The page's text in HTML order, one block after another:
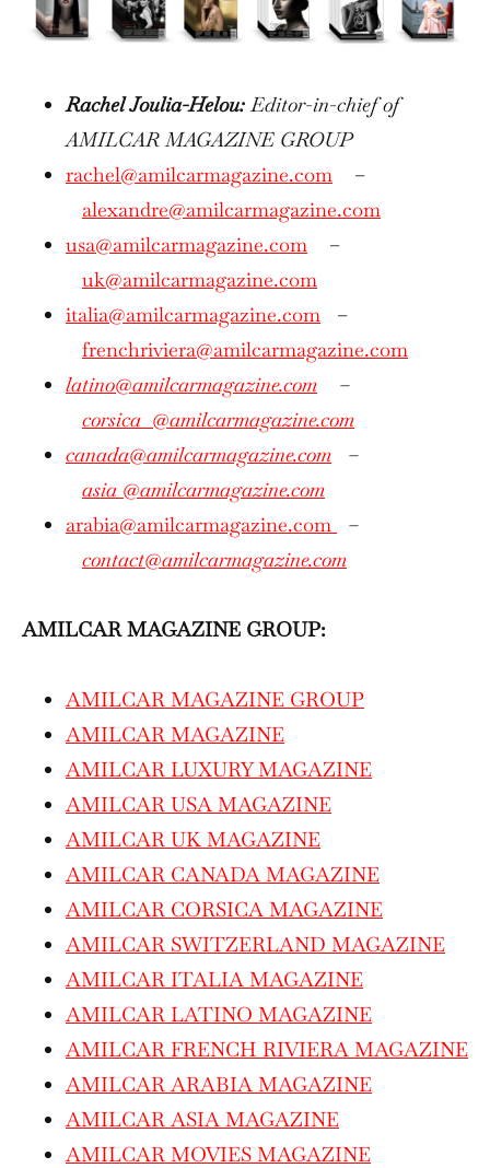
Rachel Joulia-Helou: Editor-in-chief of
AMILCAR MAGAZINE GROUP
rachel@amilcarmagazine.com –
alexandre@amilcarmagazine.com
usa@amilcarmagazine.com –
uk@amilcarmagazine.com
italia@amilcarmagazine.com –
frenchriviera@amilcarmagazine.com
latino@amilcarmagazine.com –
corsica @amilcarmagazine.com
canada@amilcarmagazine.com –
asia @amilcarmagazine.com
arabia@amilcarmagazine.com
–
contact@amilcarmagazine.com
AMILCAR MAGAZINE GROUP:
AMILCAR MAGAZINE GROUP
AMILCAR MAGAZINE
AMILCAR LUXURY MAGAZINE
AMILCAR USA MAGAZINE
AMILCAR UK MAGAZINE
AMILCAR CANADA MAGAZINE
AMILCAR CORSICA MAGAZINE
AMILCAR SWITZERLAND MAGAZINE
AMILCAR ITALIA MAGAZINE
AMILCAR LATINO MAGAZINE
AMILCAR FRENCH RIVIERA MAGAZINE
AMILCAR ARABIA MAGAZINE
AMILCAR ASIA MAGAZINE
AMILCAR MOVIES MAGAZINE